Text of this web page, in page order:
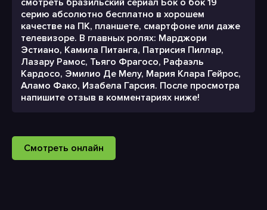
смотреть бразильский сериал Бок о бок 19
серию абсолютно бесплатно в хорошем
качестве на ПК, планшете, смартфоне или даже
телевизоре. В главных ролях: Марджори
Эстиано, Камила Питанга, Патрисия Пиллар,
Лазару Рамос, Тьяго Фрагосо, Рафаэль
Кардосо, Эмилио Де Мелу, Мария Клара Гейрос,
Аламо Фако, Изабела Гарсия. После просмотра
напишите отзыв в комментариях ниже!
Смотреть онлайн